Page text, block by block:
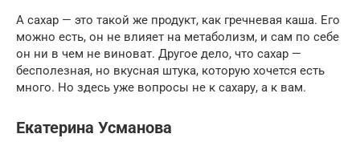
А сахар — это такой же продукт, как гречневая каша. Его
можно есть, он не влияет на метаболизм, и сам по себе
он ни в чем не виноват. Другое дело, что сахар —
бесполезная, но вкусная штука, которую хочется есть
много. Но здесь уже вопросы не к сахару, а к вам.
Екатерина Усманова